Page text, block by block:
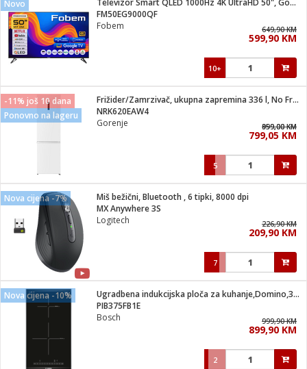
pribor
Vitrine
pribor
i kutije
osigurači
gorivo
Novo
Televizor Smart QLED 1000Hz 4K UltraHD 50", Google TV
FM50EG9000QF
Fobem
649,90 KM
599,90 KM
10+
-11% još 10 dana
Ponovno na lageru
Frižider/Zamrzivač, ukupna zapremina 336 l, No Frost Plus, E
NRK620EAW4
Gorenje
959,00 KM
899,00 KM
799,05 KM
5
Nova cijena -7%
Miš bežični, Bluetooth , 6 tipki, 8000 dpi
MX Anywhere 3S
Logitech
226,90 KM
209,90 KM
7
Nova cijena -10%
Ugradbena indukcijska ploča za kuhanje,Domino,3700W,Serie 6
PIB375FB1E
Bosch
999,90 KM
899,90 KM
2